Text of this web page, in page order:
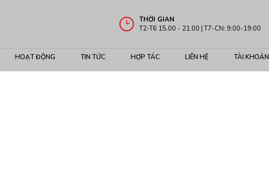
THỜI GIAN
T2-T6 15.00 - 21.00 | T7-CN: 9:00-19:00
HOẠT ĐỘNG TIN TỨC HỢP TÁC LIÊN HỆ TÀI KHOẢN